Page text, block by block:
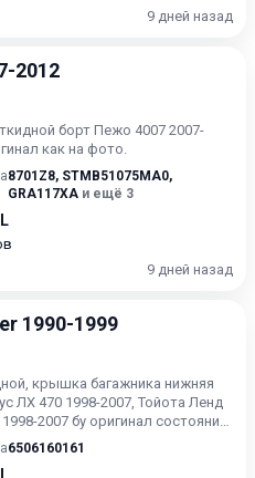
9 дней назад
2012
борт Пежо 4007 2007-
как на фото.
8701Z8, STMB51075MA0,
GRA117XA и ещё 3
9 дней назад
1990-1999
крышка багажника нижняя
ЛХ 470 1998-2007, Тойота Ленд
2007 бу оригинал состояние
6506160161